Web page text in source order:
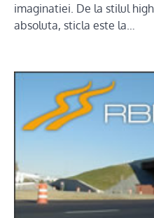
imaginatiei. De la stilul
absoluta, sticla este la…